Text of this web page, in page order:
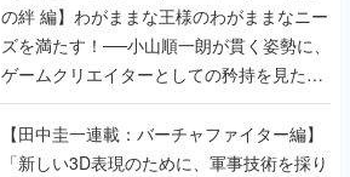
の絆 編】わがままな王様のわがままなニー
ズを満たす！──小山順一朗が貫く姿勢に、
ゲームクリエイターとしての矜持を見た
【若ゲのいたり最終回】
【田中圭一連載：バーチャファイター編】
「新しい3D表現のために、軍事技術を採り